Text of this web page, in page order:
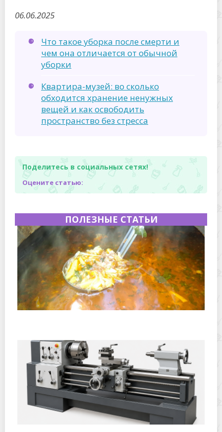
06.06.2025
Что такое уборка после смерти и
чем она отличается от обычной
уборки
Квартира-музей: во сколько
обходится хранение ненужных
вещей и как освободить
пространство без стресса
Поделитесь в социальных сетях!
Оцените статью:
ПОЛЕЗНЫЕ СТАТЬИ